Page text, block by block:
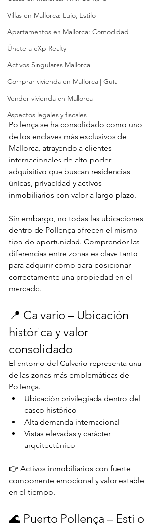
Villas en Mallorca: Lujo, Estilo
Apartamentos en Mallorca: Comodidad
Únete a eXp Realty
Activos Singulares Mallorca
Comprar vivienda en Mallorca | Guía
Vender vivienda en Mallorca
Aspectos legales y fiscales
Pollença se ha consolidado como uno
de los enclaves más exclusivos de
Mallorca, atrayendo a clientes
internacionales de alto poder
adquisitivo que buscan residencias
únicas, privacidad y activos
inmobiliarios con valor a largo plazo.
Sin embargo, no todas las ubicaciones
dentro de Pollença ofrecen el mismo
tipo de oportunidad. Comprender las
diferencias entre zonas es clave tanto
para adquirir como para posicionar
correctamente una propiedad en el
mercado.
📍 Calvario – Ubicación
histórica y valor
consolidado
El entorno del Calvario representa una
de las zonas más emblemáticas de
Pollença.
Ubicación privilegiada dentro del
casco histórico
Alta demanda internacional
Vistas elevadas y carácter
arquitectónico
👉 Activos inmobiliarios con fuerte
componente emocional y valor estable
en el tiempo.
🌊 Puerto Pollença – Estilo